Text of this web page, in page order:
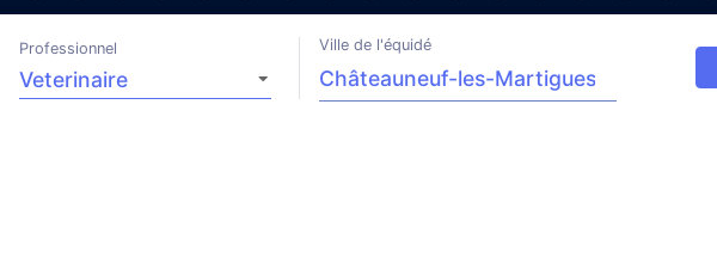
Professionnel Ville de l'équidé